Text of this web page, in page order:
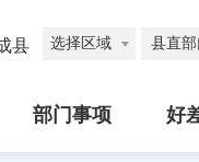
县 选择区域 县直部
部门事项 好